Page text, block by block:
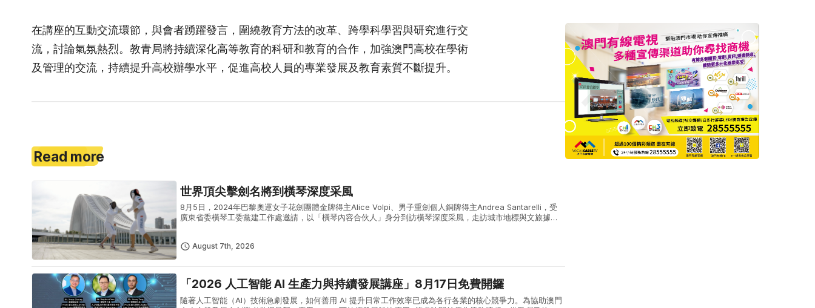
在講座的互動交流環節，與會者踴躍發言，圍繞教育方法的改革、跨學科學習與研究進行交
流，討論氣氛熱烈。教青局將持續深化高等教育的科研和教育的合作，加強澳門高校在學術
及管理的交流，持續提升高校辦學水平，促進高校人員的專業發展及教育素質不斷提升。
Read more
世界頂尖擊劍名將到橫琴深度采風
8月5日，2024年巴黎奧運女子花劍團體金牌得主Alice Volpi、男子重劍個人銅牌得主Andrea Santarelli，受
廣東省委橫琴工委黨建工作處邀請，以「橫琴內容合伙人」身分到訪橫琴深度采風，走訪城市地標與文旅據
August 7th, 2026
「2026 人工智能 AI 生產力與持續發展講座」8月17日免費開鑼
隨著人工智能（AI）技術急劇發展，如何善用 AI 提升日常工作效率已成為各行各業的核心競爭力。為協助澳門